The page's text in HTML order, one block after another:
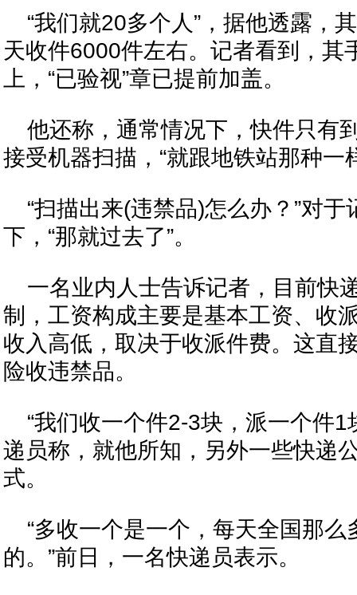
“我们就20多个人”，据他透露，
天收件6000件左右。记者看到，其
上，“已验视”章已提前加盖。
他还称，通常情况下，快件只有
接受机器扫描，“就跟地铁站那种一
“扫描出来(违禁品)怎么办？”对
下，“那就过去了”。
一名业内人士告诉记者，目前快
制，工资构成主要是基本工资、收
收入高低，取决于收派件费。这直
险收违禁品。
“我们收一个件2-3块，派一个件1
递员称，就他所知，另外一些快递
式。
“多收一个是一个，每天全国那
的。”前日，一名快递员表示。